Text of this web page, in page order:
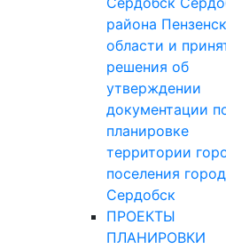
района
области и
решения об
утверждении
документации
планировке
территории
поселения город
Сердобск
ПРОЕКТЫ
ПЛАНИРОВКИ